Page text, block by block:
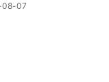
08-07